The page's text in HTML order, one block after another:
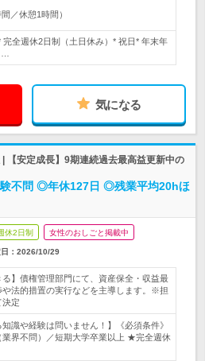
／休憩1時間）
完全週休2日制（土日休み）* 祝日* 年末年
気になる
【安定成長】9期連続過去最高益更新中の
験不問 ◎年休127日 ◎残業平均20hほ
休2日制 女性のおしごと掲載中
： 2026/10/29
る】債権管理部門にて、資産保全・収益最
や法的措置の実行などを主導します。※担
決定
知識や経験は問いません！】《必須条件》
業界不問）／短期大学卒業以上 ★完全週休